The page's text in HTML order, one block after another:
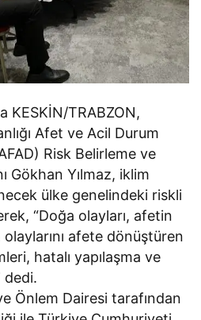
KESKİN/TRABZON,
Afet ve Acil Durum
Risk Belirleme ve
Gökhan Yılmaz, iklim
ülke genelindeki riskli
“Doğa olayları, afetin
afete dönüştüren
hatalı yapılaşma ve
dedi.
Önlem Dairesi tarafından